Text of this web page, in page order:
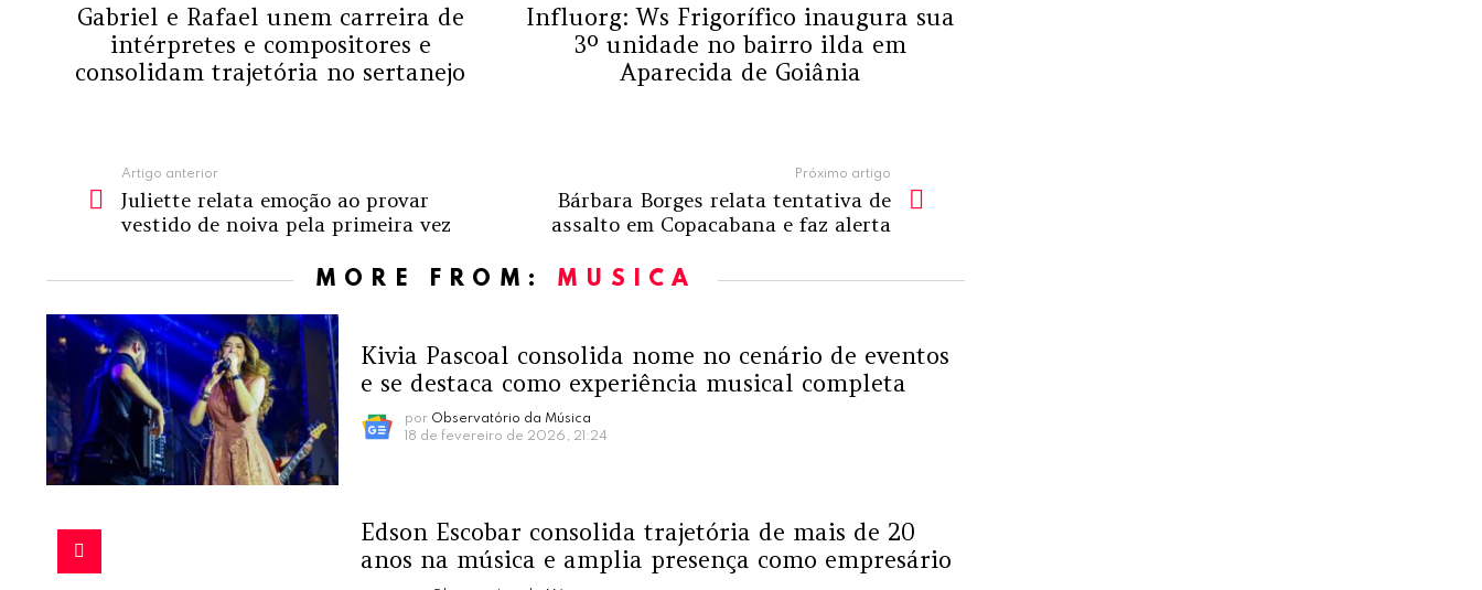
Gabriel e Rafael unem carreira de
intérpretes e compositores e
consolidam trajetória no sertanejo
Influorg: Ws Frigorífico inaugura sua
3º unidade no bairro ilda em
Aparecida de Goiânia
mais
Artigo anterior
Juliette relata emoção ao provar
vestido de noiva pela primeira vez
Próximo artigo
Bárbara Borges relata tentativa de
assalto em Copacabana e faz alerta
MORE FROM: MÚSICA
Kivia Pascoal consolida nome no cenário de eventos
e se destaca como experiência musical completa
por Observatório da Música
18 de fevereiro de 2026, 21:24
Edson Escobar consolida trajetória de mais de 20
anos na música e amplia presença como empresário